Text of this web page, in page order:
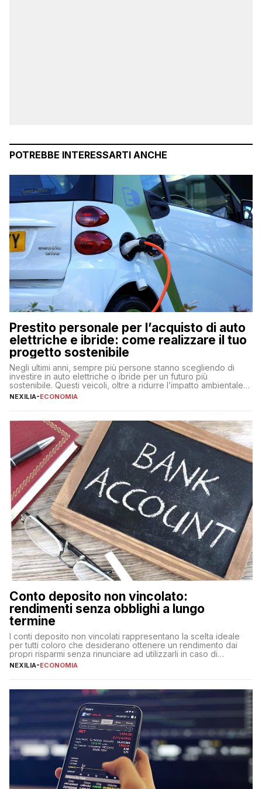
POTREBBE INTERESSARTI ANCHE
Prestito personale per l’acquisto di auto
elettriche e ibride: come realizzare il tuo
progetto sostenibile
Negli ultimi anni, sempre più persone stanno scegliendo di
investire in auto elettriche o ibride per un futuro più
sostenibile. Questi veicoli, oltre a ridurre l’impatto ambientale,
offrono vantaggi economici a lungo termine, come minori costi
fare se non […]
NEXILIA-ECONOMIA
Conto deposito non vincolato:
rendimenti senza obblighi a lungo
termine
I conti deposito non vincolati rappresentano la scelta ideale
per tutti coloro che desiderano ottenere un rendimento dai
propri risparmi senza rinunciare ad utilizzarli in caso di
necessità. A differenza delle forme vincolate tradizionali,
flessibilità e rendimento. Come funzionano […]
NEXILIA-ECONOMIA